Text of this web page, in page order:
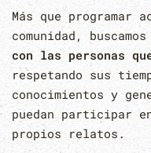
Más que programar
comunidad,
con las personas
respetando sus
conocimientos y
puedan participar
propios relatos.